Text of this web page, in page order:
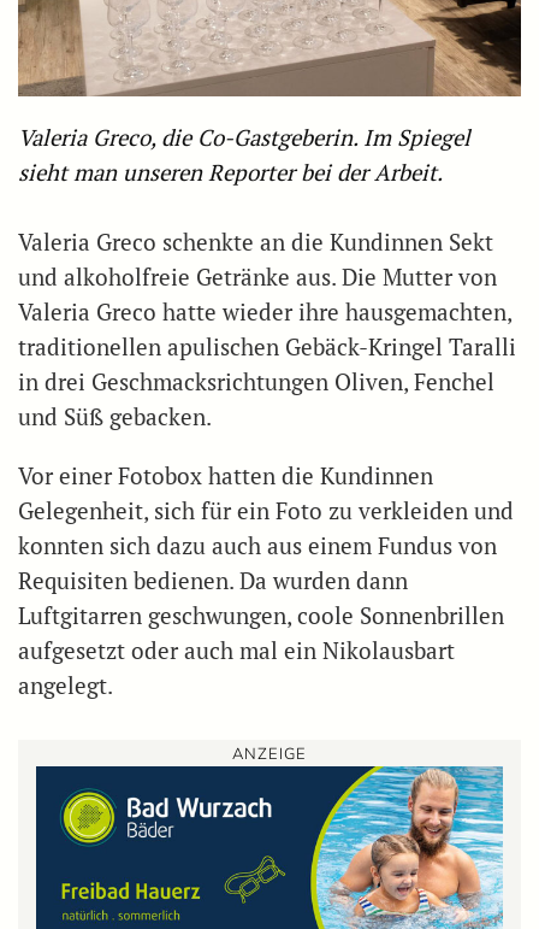
Valeria Greco, die Co-Gastgeberin. Im Spiegel
sieht man unseren Reporter bei der Arbeit.
Valeria Greco schenkte an die Kundinnen Sekt
und alkoholfreie Getränke aus. Die Mutter von
Valeria Greco hatte wieder ihre hausgemachten,
traditionellen apulischen Gebäck-Kringel Taralli
in drei Geschmacksrichtungen Oliven, Fenchel
und Süß gebacken.
Vor einer Fotobox hatten die Kundinnen
Gelegenheit, sich für ein Foto zu verkleiden und
konnten sich dazu auch aus einem Fundus von
Requisiten bedienen. Da wurden dann
Luftgitarren geschwungen, coole Sonnenbrillen
aufgesetzt oder auch mal ein Nikolausbart
angelegt.
ANZEIGE